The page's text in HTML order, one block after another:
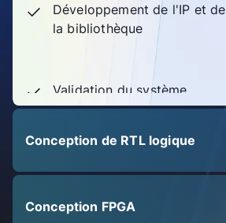
Développement de l'IP et de
la bibliothèque ​
Validation du système​
System Modeling
Conception de RTL logique​
Conception FPGA​